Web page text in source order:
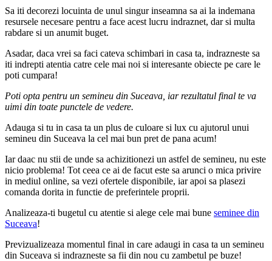
Sa iti decorezi locuinta de unul singur inseamna sa ai la indemana
resursele necesare pentru a face acest lucru indraznet, dar si multa
rabdare si un anumit buget.
Asadar, daca vrei sa faci cateva schimbari in casa ta, indrazneste sa
iti indrepti atentia catre cele mai noi si interesante obiecte pe care le
poti cumpara!
Poti opta pentru un semineu din Suceava, iar rezultatul final te va
uimi din toate punctele de vedere.
Adauga si tu in casa ta un plus de culoare si lux cu ajutorul unui
semineu din Suceava la cel mai bun pret de pana acum!
Iar daac nu stii de unde sa achizitionezi un astfel de semineu, nu este
nicio problema! Tot ceea ce ai de facut este sa arunci o mica privire
in mediul online, sa vezi ofertele disponibile, iar apoi sa plasezi
comanda dorita in functie de preferintele proprii.
Analizeaza-ti bugetul cu atentie si alege cele mai bune seminee din
Suceava!
Previzualizeaza momentul final in care adaugi in casa ta un semineu
din Suceava si indrazneste sa fii din nou cu zambetul pe buze!